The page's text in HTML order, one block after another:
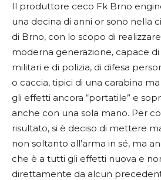
Il produttore ceco Fk Brno
una decina di anni or sono nella
di Brno, con lo scopo di
moderna generazione, capace
militari e di polizia, di difesa
o caccia, tipici di una carabina
gli effetti ancora “portatile” e
anche con una sola mano. Per
risultato, si è deciso di mettere
non soltanto all’arma in sé, ma
che è a tutti gli effetti nuova e
direttamente da alcun